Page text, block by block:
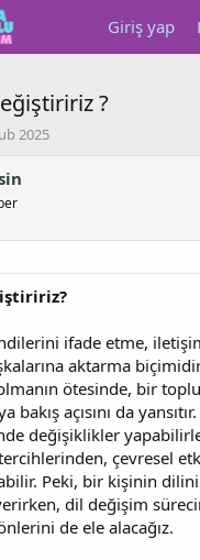
Giriş yap
?
2025
ifade etme,
aktarma
ötesinde, bir
açısını da
değişiklikler
çevresel
Peki, bir kişinin
dil değişim
de ele alacağız.